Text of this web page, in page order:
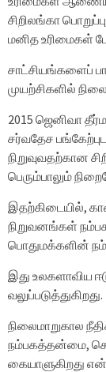
சிறிலங்கா
மனித உரிமைகள்
சாட்சியங்களைப்
முயற்சிகளில்
2015 ஜெனிவா
சர்வதேச
நிறுவுவதற்கான
பெரும்பாலும்
இதற்கிடையில்,
நிறுவனங்கள்
பொதுமக்களின்
இது உலகளாவிய
வலுப்படுத்துகிறது.
நிலைமாறுகால
நம்பகத்தன்மை,
கையாளுகிறது